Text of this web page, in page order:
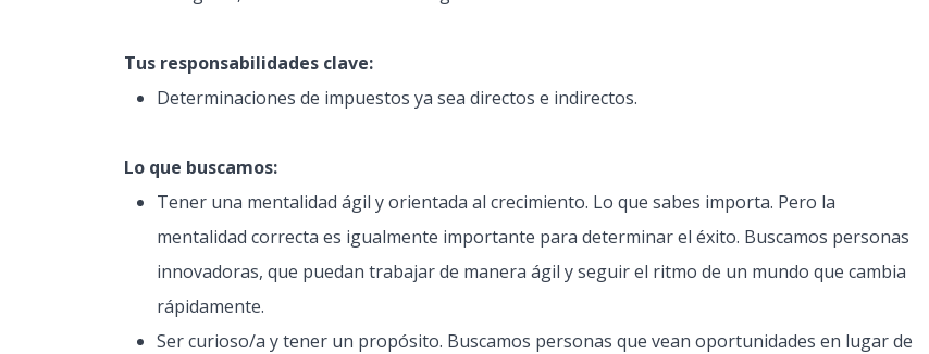
Tus responsabilidades clave:
Determinaciones de impuestos ya sea directos e indirectos.
Lo que buscamos:
Tener una mentalidad ágil y orientada al crecimiento. Lo que sabes importa. Pero la
mentalidad correcta es igualmente importante para determinar el éxito. Buscamos personas
innovadoras, que puedan trabajar de manera ágil y seguir el ritmo de un mundo que cambia
rápidamente.
Ser curioso/a y tener un propósito. Buscamos personas que vean oportunidades en lugar de